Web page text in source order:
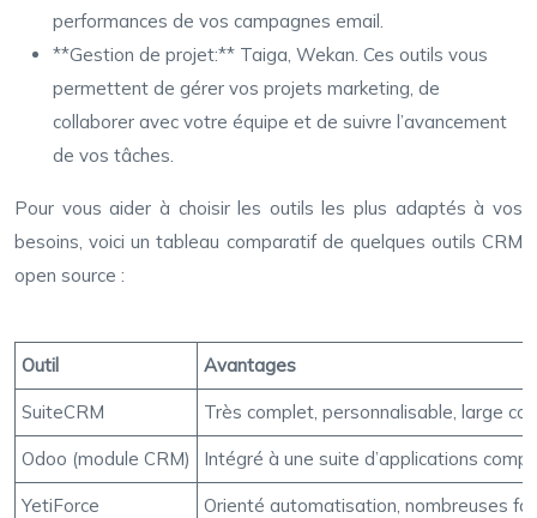
performances de vos campagnes email.
**Gestion de projet:** Taiga, Wekan. Ces outils vous
permettent de gérer vos projets marketing, de
collaborer avec votre équipe et de suivre l’avancement
de vos tâches.
Pour vous aider à choisir les outils les plus adaptés à vos
besoins, voici un tableau comparatif de quelques outils CRM
open source :
Outil Avantages
SuiteCRM Très complet, personnalisable, large
Odoo (module CRM) Intégré à une suite d’applications
YetiForce Orienté automatisation, nombreuses